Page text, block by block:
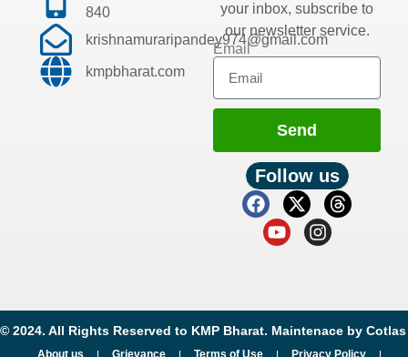
840
krishnamuraripandey974@gmail.com
kmpbharat.com
your inbox, subscribe to
our newsletter service.
Email
Send
Follow us
© 2024. All Rights Reserved to KMP Bharat. Maintenace by Cotlas